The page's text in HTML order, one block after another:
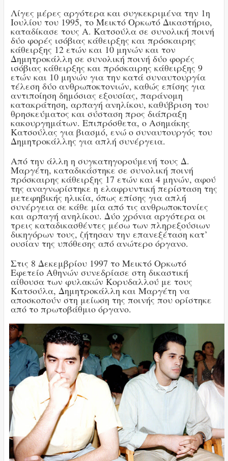
Λίγες μέρες αργότερα και συγκεκριμένα την 1η
Ιουλίου του 1995, το Μεικτό Ορκωτό Δικαστήριο,
καταδίκασε τους Α. Κατσούλα σε συνολική ποινή
δύο φορές ισόβιας κάθειρξης και πρόσκαιρης
κάθειρξης 12 ετών και 10 μηνών και τον
Δημητροκάλλη σε συνολική ποινή δύο φορές
ισόβιας κάθειρξης και πρόσκαιρης κάθειρξης 9
ετών και 10 μηνών για την κατά συναυτουργία
τέλεση δύο ανθρωποκτονιών, καθώς επίσης για
αντιποίηση δημόσιας εξουσίας, παράνομη
κατακράτηση, αρπαγή ανηλίκου, καθύβριση του
θρησκεύματος και σύσταση προς διάπραξη
κακουργημάτων. Επιπρόσθετα, ο Ασημάκης
Κατσούλας για βιασμό, ενώ ο συναυτουργός του
Δημητροκάλλης για απλή συνέργεια.
Από την άλλη η συγκατηγορούμενή τους Δ.
Μαργέτη, καταδικάστηκε σε συνολική ποινή
πρόσκαιρης κάθειρξης 17 ετών και 4 μηνών, αφού
της αναγνωρίστηκε η ελαφρυντική περίσταση της
μετεφηβικής ηλικία, όπως επίσης για απλή
συνέργεια σε κάθε μία από τις ανθρωποκτονίες
και αρπαγή ανηλίκου. Δύο χρόνια αργότερα οι
τρεις καταδικασθέντες μέσω των πληρεξούσιων
δικηγόρων τους, ζήτησαν την επανεξέταση κατ’
ουσίαν της υπόθεσης από ανώτερο όργανο.
Στις 8 Δεκεμβρίου 1997 το Μεικτό Ορκωτό
Εφετείο Αθηνών συνεδρίασε στη δικαστική
αίθουσα των φυλακών Κορυδαλλού με τους
Κατσούλα, Δημητροκάλλη και Μαργέτη να
αποσκοπούν στη μείωση της ποινής που ορίστηκε
από το πρωτοβάθμιο όργανο.